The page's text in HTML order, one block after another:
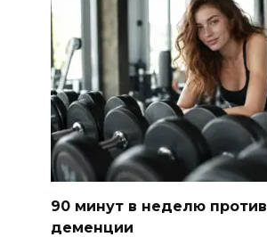
90 минут в неделю против
деменции